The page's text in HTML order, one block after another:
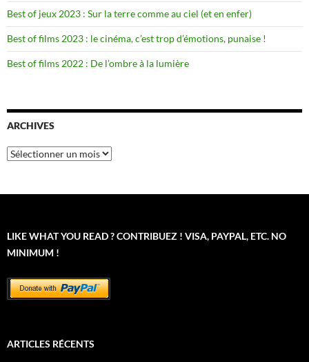
Best of jeux 2023 : Sur la terre comme au ciel (et en enfer)
Best of films 2023 : le cinéma, c’est trop d’émotions, punaise !
Best of films 2022 : De l’ombre à la lumière
ARCHIVES
Archives
LIKE WHAT YOU READ ? CONTRIBUEZ ! VISA, PAYPAL, ETC. NO
MINIMUM !
ARTICLES RÉCENTS